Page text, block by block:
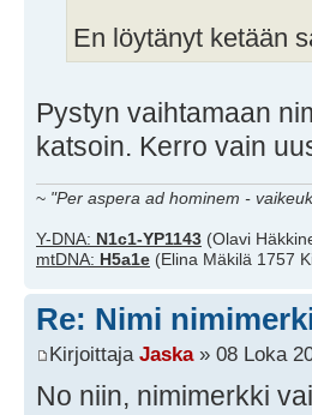
En löytänyt ketään
Pystyn vaihtamaan
katsoin. Kerro vain
~ "Per aspera ad hominem -
Y-DNA: N1c1-YP1143 (Olavi
mtDNA: H5a1e (Elina Mäkilä 1757
Re: Nimi
Kirjoittaja Jaska» 08 Loka
No niin, nimimerkki